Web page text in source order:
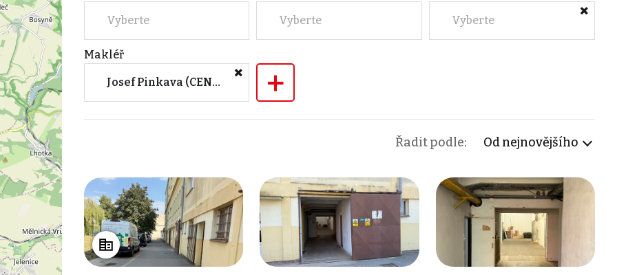
Vyberte Vyberte Vyberte
Makléř
Josef Pinkava (CENTRAL GROUP a.s.) +
Řadit podle: Od nejnovějšího